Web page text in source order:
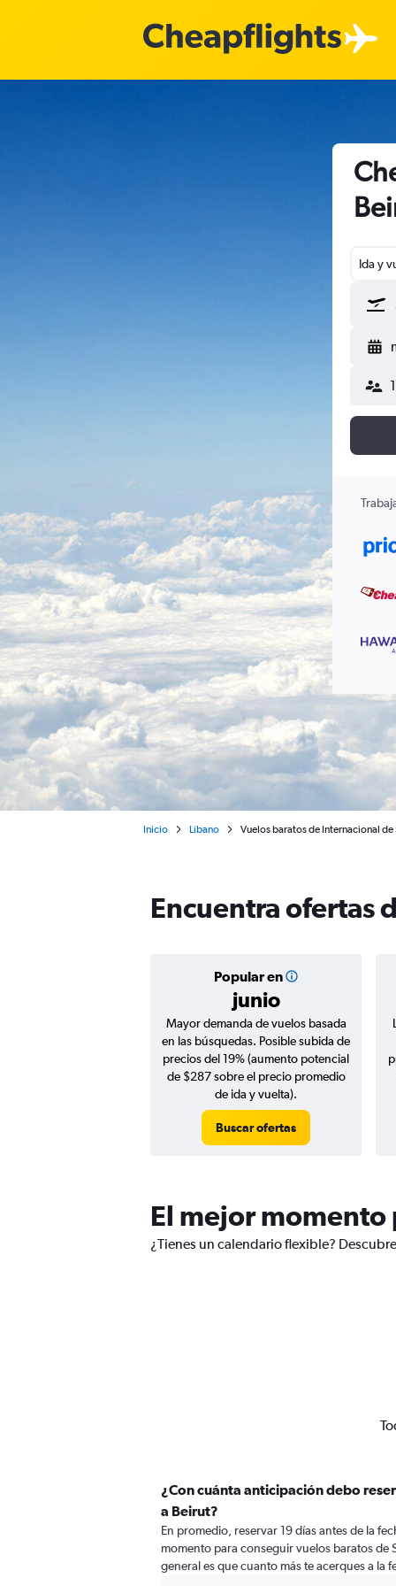
Ida y
Inicio Líbano Vuelos baratos de Internacional
Encuentra ofertas
Popular en
junio
Mayor demanda de vuelos basada
en las búsquedas. Posible subida de
precios del 19% (aumento potencial
de $287 sobre el precio promedio
de ida y vuelta).
Buscar ofertas
El mejor momento
¿Tienes un calendario flexible?
¿Con cuánta anticipación debo
a Beirut?
En promedio, reservar 19 días antes de la
momento para conseguir vuelos baratos de
general es que cuanto más te acerques a la